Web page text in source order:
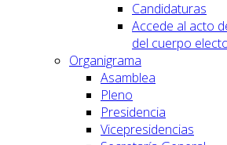
Candidaturas
Accede al acto
del cuerpo
Organigrama
Asamblea
Pleno
Presidencia
Vicepresidencias